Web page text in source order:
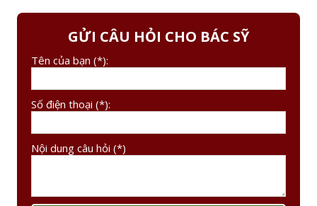
GỬI CÂU HỎI CHO BÁC SỸ
Tên của bạn (*):
Số điện thoại (*):
Nội dung câu hỏi (*)